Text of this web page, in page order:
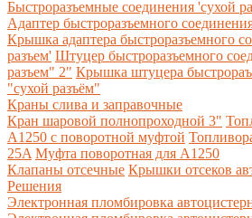
Быстроразъемные соединения 'сухой
Адаптер быстроразъемного
Крышка адаптера быстроразъемного
разъем' Штуцер быстроразъемного
разъем" 2" Крышка штуцера
"сухой разъём"
Краны слива и заправочные
Кран шаровой полнопроходной 3"
A1250 с поворотной муфтой
25A Муфта поворотная для А1250
Клапаны отсечные Крышки отсеков
Решения
Электронная пломбировка